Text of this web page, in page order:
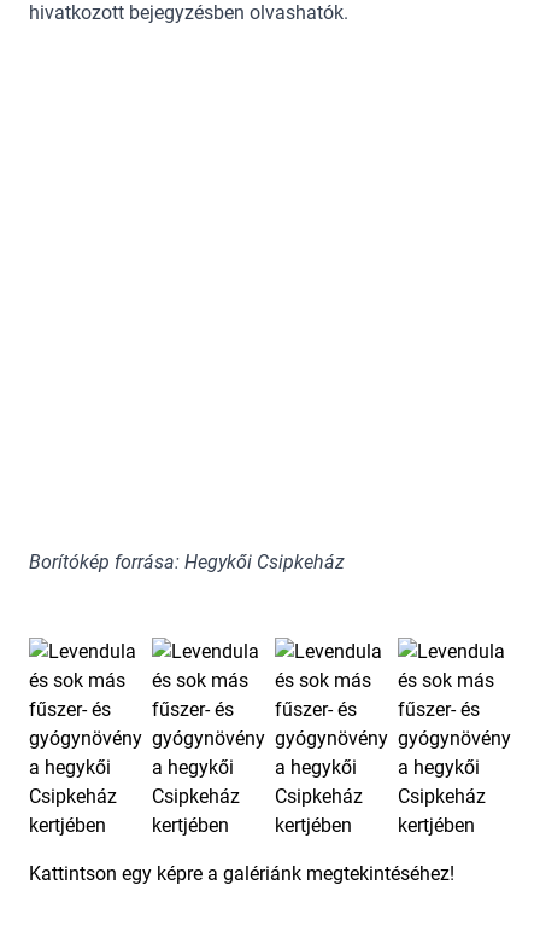
hivatkozott bejegyzésben olvashatók.
Borítókép forrása: Hegykői Csipkeház
Kattintson egy képre a galériánk megtekintéséhez!